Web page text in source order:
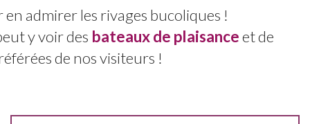
en admirer les rivages bucoliques !
y voir des bateaux de plaisanceet de
de nos visiteurs !